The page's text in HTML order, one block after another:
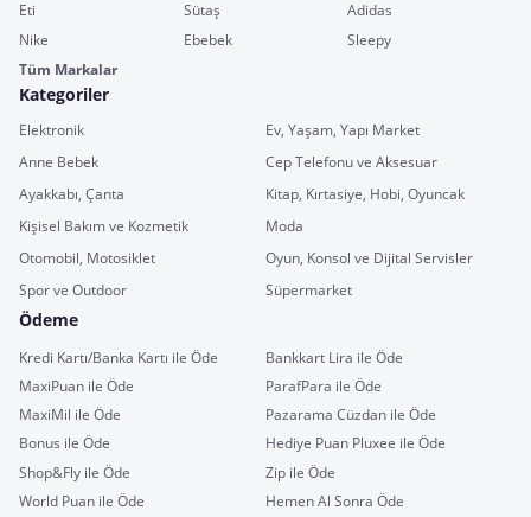
Eti
Sütaş
Adidas
Nike
Ebebek
Sleepy
Tüm Markalar
Kategoriler
Elektronik
Ev, Yaşam, Yapı Market
Anne Bebek
Cep Telefonu ve Aksesuar
Ayakkabı, Çanta
Kitap, Kırtasiye, Hobi, Oyuncak
Kişisel Bakım ve Kozmetik
Moda
Otomobil, Motosiklet
Oyun, Konsol ve Dijital Servisler
Spor ve Outdoor
Süpermarket
Ödeme
Kredi Kartı/Banka Kartı ile Öde
Bankkart Lira ile Öde
MaxiPuan ile Öde
ParafPara ile Öde
MaxiMil ile Öde
Pazarama Cüzdan ile Öde
Bonus ile Öde
Hediye Puan Pluxee ile Öde
Shop&Fly ile Öde
Zip ile Öde
World Puan ile Öde
Hemen Al Sonra Öde